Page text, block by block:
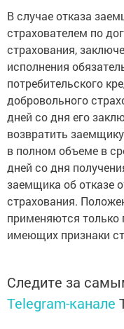
В случае отказа
страхователем по
страхования,
исполнения
потребительского
добровольного
дней со дня его
возвратить
в полном объеме в
дней со дня
заемщика об отказе
страхования.
применяются только
имеющих признаки
Следите за
Telegram-канале